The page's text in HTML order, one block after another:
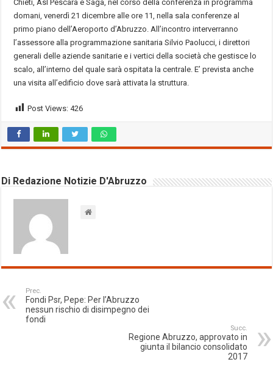
Chieti, Asl Pescara e Saga, nel corso della conferenza in programma
domani, venerdì 21 dicembre alle ore 11, nella sala conferenze al
primo piano dell’Aeroporto d’Abruzzo. All’incontro interverranno
l’assessore alla programmazione sanitaria Silvio Paolucci, i direttori
generali delle aziende sanitarie e i vertici della società che gestisce lo
scalo, all’interno del quale sarà ospitata la centrale. E’ prevista anche
una visita all’edificio dove sarà attivata la struttura.
Post Views: 426
Di Redazione Notizie D'Abruzzo
Prec.
Fondi Psr, Pepe: Per l’Abruzzo
nessun rischio di disimpegno dei
fondi
Succ.
Regione Abruzzo, approvato in
giunta il bilancio consolidato
2017